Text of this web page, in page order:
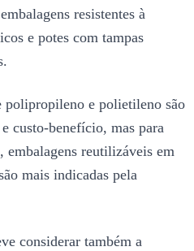
resistentes à
e potes com tampas
polipropileno e polietileno são
custo-benefício, mas para
embalagens reutilizáveis em
mais indicadas pela
considerar também a